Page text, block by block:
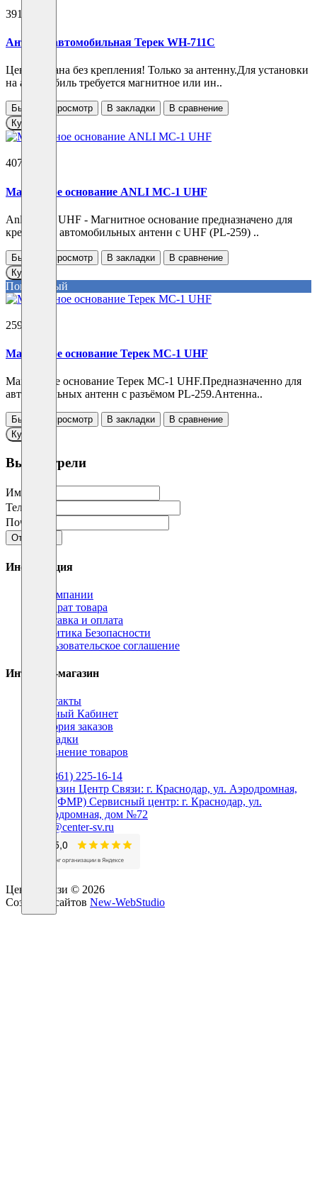
3910 ₽
Антенна автомобильная Терек WH-711С
Цена указана без крепления! Только за антенну.Для установки
на автомобиль требуется магнитное или ин..
Быстрый просмотр В закладки
В сравнение
Купить
4070 ₽
Магнитное основание ANLI MC-1 UHF
Anli MC-1 UHF - Магнитное основание предназначено для
крепления автомобильных антенн с UHF (PL-259) ..
Быстрый просмотр В закладки
В сравнение
Купить
Популярный
2590 ₽
Магнитное основание Терек MC-1 UHF
Магнитное основание Терек MC-1 UHF.Предназначенно для
автомобильных антенн с разъёмом PL-259.Антенна..
Быстрый просмотр В закладки
В сравнение
Купить
Вы смотрели
Имя
Телефон
Почта
Отправить
Информация
О компании
Возврат товара
Доставка и оплата
Политика Безопасности
Пользовательское соглашение
Интернет-магазин
Контакты
Личный Кабинет
История заказов
Закладки
Сравнение товаров
+7 (861) 225-16-14
Магазин Центр Связи: г. Краснодар, ул. Аэродромная,
160 (ФМР) Сервисный центр: г. Краснодар, ул.
Аэродромная, дом №72
info@center-sv.ru
Центр Связи © 2026
Создание сайтов New-WebStudio